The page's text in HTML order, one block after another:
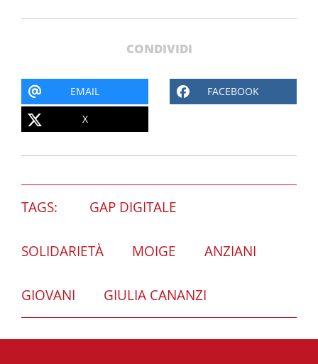
CONDIVIDI
EMAIL FACEBOOK
X
TAGS: GAP DIGITALE
SOLIDARIETÀ MOIGE ANZIANI
GIOVANI GIULIA CANANZI